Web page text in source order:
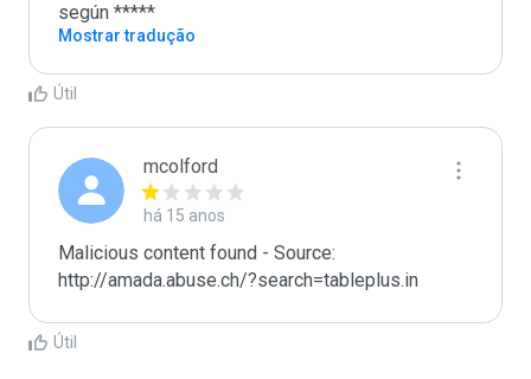
según *****
Mostrar tradução
Útil
mcolford
há 15 anos
Malicious content found - Source:
http://amada.abuse.ch/?search=tableplus.in
Útil